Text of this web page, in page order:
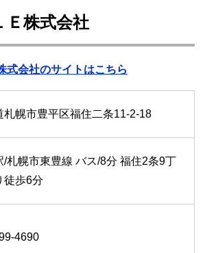
Ｅ株式会社
式会社のサイトはこちら
札幌市豊平区福住二条11-2-18
/札幌市東豊線 バス/8分 福住2条9丁
徒歩6分
4690